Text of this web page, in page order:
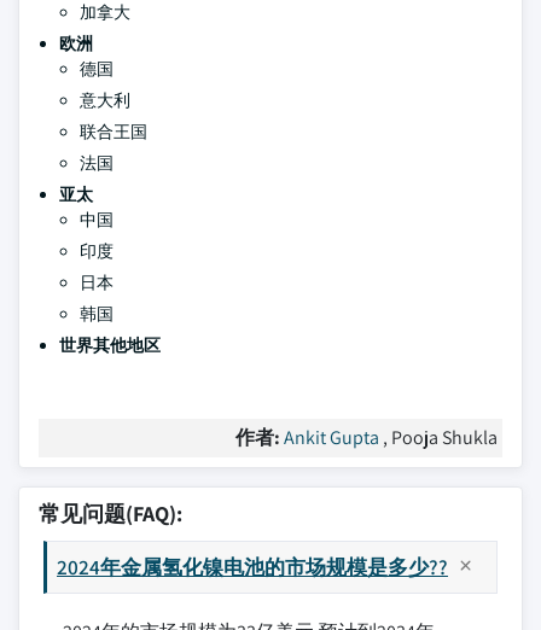
加拿大
欧洲
德国
意大利
联合王国
法国
亚太
中国
印度
日本
韩国
世界其他地区
作者:Ankit Gupta , Pooja Shukla
常见问题(FAQ):
2024年金属氢化镍电池的市场规模是多少??